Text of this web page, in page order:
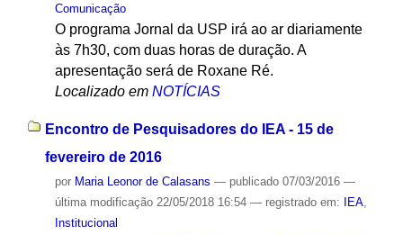
Comunicação
O programa Jornal da USP irá ao ar diariamente
às 7h30, com duas horas de duração. A
apresentação será de Roxane Ré.
Localizado em NOTÍCIAS
Encontro de Pesquisadores do IEA - 15 de
fevereiro de 2016
por Maria Leonor de Calasans — publicado07/03/2016 —
última modificação22/05/2018 16:54 — registrado em: IEA,
Institucional